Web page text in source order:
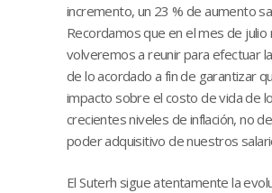
incremento, un 23 % de aumento
Recordamos que en el mes de julio
volveremos a reunir para efectuar
de lo acordado a fin de garantizar
impacto sobre el costo de vida de
crecientes niveles de inflación, no
poder adquisitivo de nuestros
El Suterh sigue atentamente la